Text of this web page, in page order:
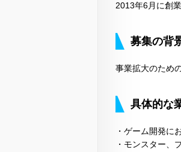
2013年6月に創
募集の背
事業拡大のため
具体的な
・ゲーム開発に
・モンスター、